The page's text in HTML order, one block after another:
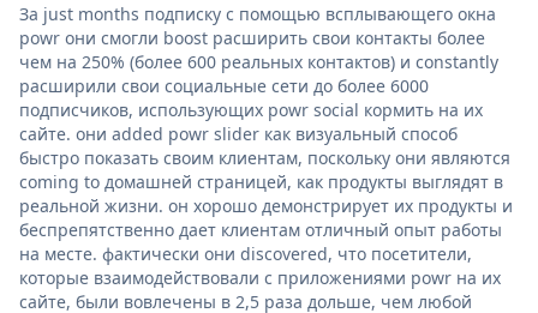
За just months подписку с помощью всплывающего окна
powr они смогли boost расширить свои контакты более
чем на 250% (более 600 реальных контактов) и constantly
расширили свои социальные сети до более 6000
подписчиков, использующих powr social кормить на их
сайте. они added powr slider как визуальный способ
быстро показать своим клиентам, поскольку они являются
coming to домашней страницей, как продукты выглядят в
реальной жизни. он хорошо демонстрирует их продукты и
беспрепятственно дает клиентам отличный опыт работы
на месте. фактически они discovered, что посетители,
которые взаимодействовали с приложениями powr на их
сайте, были вовлечены в 2,5 раза дольше, чем любой